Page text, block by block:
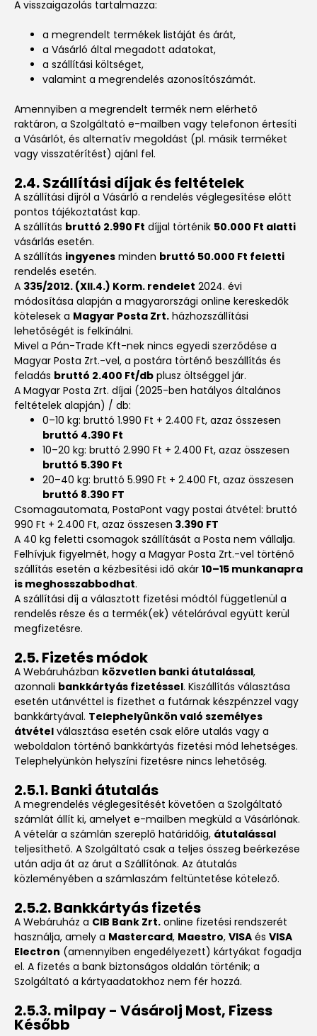
A visszaigazolás tartalmazza:
a megrendelt termékek listáját és árát,
a Vásárló által megadott adatokat,
a szállítási költséget,
valamint a megrendelés azonosítószámát.
Amennyiben a megrendelt termék nem elérhető
raktáron, a Szolgáltató e-mailben vagy telefonon értesíti
a Vásárlót, és alternatív megoldást (pl. másik terméket
vagy visszatérítést) ajánl fel.
2.4. Szállítási díjak és feltételek
A szállítási díjról a Vásárló a rendelés véglegesítése előtt
pontos tájékoztatást kap.
A szállítás bruttó 2.990 Ft díjjal történik 50.000 Ft alatti
vásárlás esetén.
A szállítás ingyenes minden bruttó 50.000 Ft feletti
rendelés esetén.
A 335/2012. (XII.4.) Korm. rendelet 2024. évi
módosítása alapján a magyarországi online kereskedők
kötelesek a Magyar Posta Zrt. házhozszállítási
lehetőségét is felkínálni.
Mivel a Pán-Trade Kft-nek nincs egyedi szerződése a
Magyar Posta Zrt.-vel, a postára történő beszállítás és
feladás bruttó 2.400 Ft/db plusz öltséggel jár.
A Magyar Posta Zrt. díjai (2025-ben hatályos általános
feltételek alapján) / db:
0–10 kg: bruttó 1.990 Ft + 2.400 Ft, azaz összesen
bruttó 4.390 Ft
10–20 kg: bruttó 2.990 Ft + 2.400 Ft, azaz összesen
bruttó 5.390 Ft
20–40 kg: bruttó 5.990 Ft + 2.400 Ft, azaz összesen
bruttó 8.390 FT
Csomagautomata, PostaPont vagy postai átvétel: bruttó
990 Ft + 2.400 Ft, azaz összesen 3.390 FT
A 40 kg feletti csomagok szállítását a Posta nem vállalja.
Felhívjuk figyelmét, hogy a Magyar Posta Zrt.-vel történő
szállítás esetén a kézbesítési idő akár 10–15 munkanapra
is meghosszabbodhat.
A szállítási díj a választott fizetési módtól függetlenül a
rendelés része és a termék(ek) vételárával együtt kerül
megfizetésre.
2.5. Fizetés módok
A Webáruházban közvetlen banki átutalással,
azonnali bankkártyás fizetéssel. Kiszállítás választása
esetén utánvéttel is fizethet a futárnak készpénzzel vagy
bankkártyával. Telephelyünkön való személyes
átvétel választása esetén csak előre utalás vagy a
weboldalon történő bankkártyás fizetési mód lehetséges.
Telephelyünkön helyszíni fizetésre nincs lehetőség.
2.5.1. Banki átutalás
A megrendelés véglegesítését követően a Szolgáltató
számlát állít ki, amelyet e-mailben megküld a Vásárlónak.
A vételár a számlán szereplő határidőig, átutalással
teljesíthető. A Szolgáltató csak a teljes összeg beérkezése
után adja át az árut a Szállítónak. Az átutalás
közleményében a számlaszám feltüntetése kötelező.
2.5.2. Bankkártyás fizetés
A Webáruház a CIB Bank Zrt. online fizetési rendszerét
használja, amely a Mastercard, Maestro, VISA és VISA
Electron (amennyiben engedélyezett) kártyákat fogadja
el. A fizetés a bank biztonságos oldalán történik; a
Szolgáltató a kártyaadatokhoz nem fér hozzá.
2.5.3. milpay - Vásárolj Most, Fizess
Később